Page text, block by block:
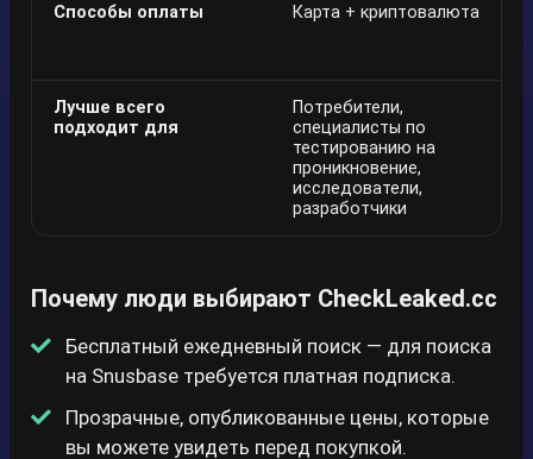
Способы оплаты Карта + криптовалюта
Лучше всего
подходит для
Потребители,
специалисты по
тестированию на
проникновение,
исследователи,
разработчики
Почему люди выбирают CheckLeaked.cc
Бесплатный ежедневный поиск — для поиска
на Snusbase требуется платная подписка.
Прозрачные, опубликованные цены, которые
вы можете увидеть перед покупкой.